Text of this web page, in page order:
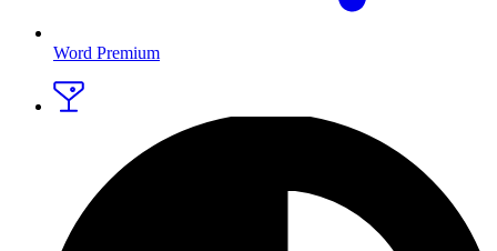
Word Premium